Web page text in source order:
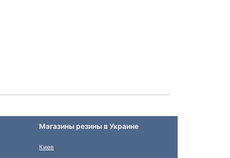
Магазины резины в Украине
Киев